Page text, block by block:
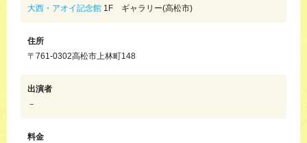
大西・アオイ記念館 1F ギャラリー(高松市)
住所
〒761-0302高松市上林町148
出演者
－
料金